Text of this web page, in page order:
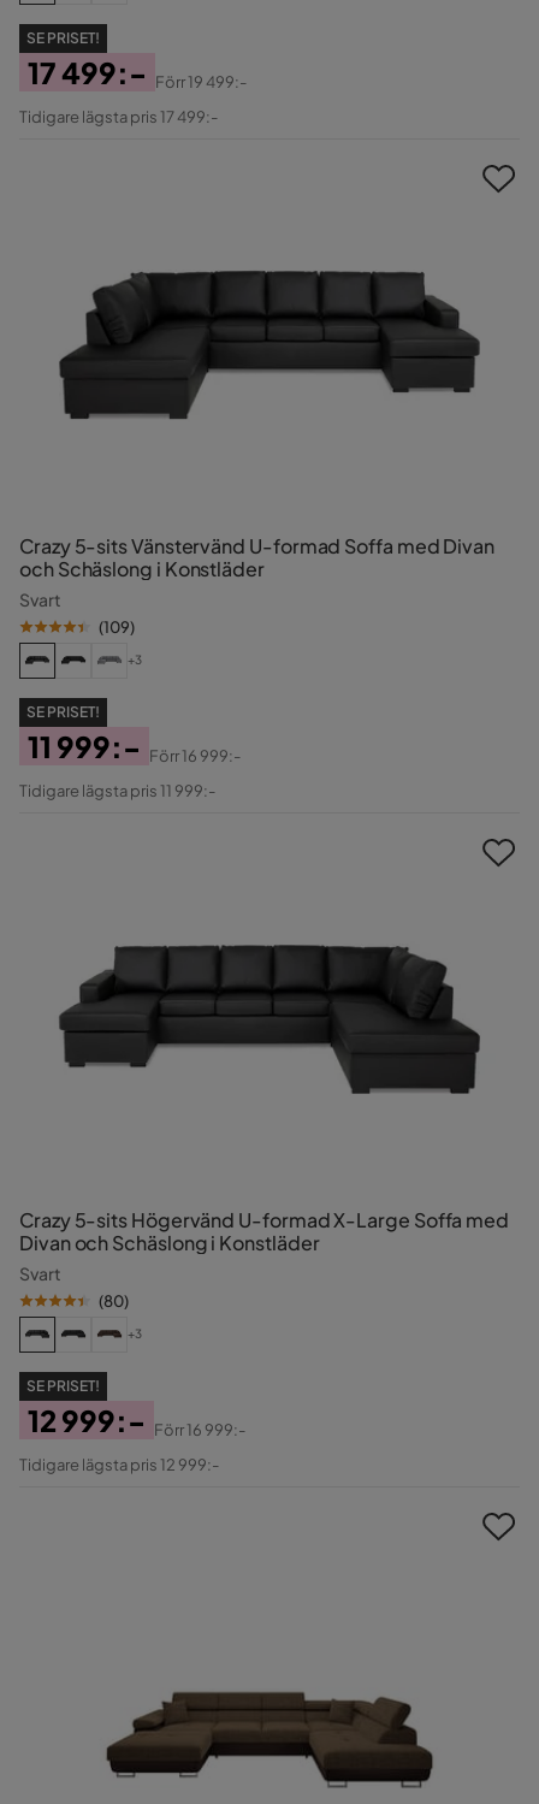
SE PRISET!
Pris
17 499:-
Original
Förr19 499:-
Tidigare lägsta pris 17 499:-
Crazy 5-sits Vänstervänd U-formad Soffa med Divan
och Schäslong i Konstläder
Svart
(109)
+3
SE PRISET!
Pris
11 999:-
Original
Förr16 999:-
Tidigare lägsta pris 11 999:-
Crazy 5-sits Högervänd U-formad X-Large Soffa med
Divan och Schäslong i Konstläder
Svart
(80)
+3
SE PRISET!
Pris
12 999:-
Original
Förr16 999:-
Tidigare lägsta pris 12 999:-